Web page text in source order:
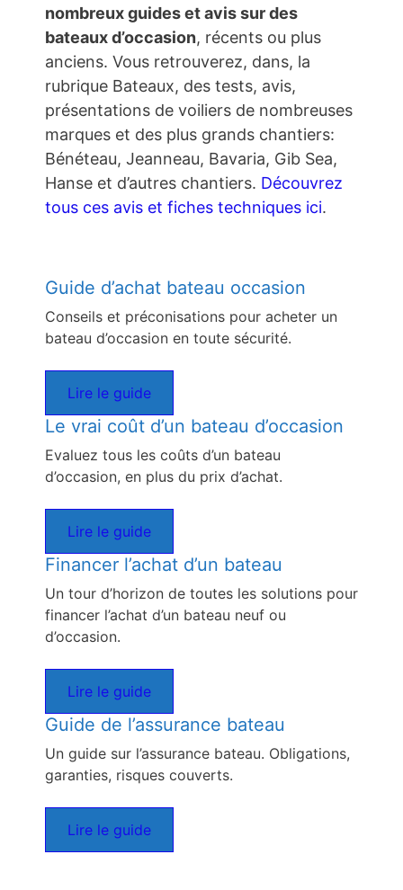
nombreux guides et avis sur des
bateaux d’occasion, récents ou plus
anciens. Vous retrouverez, dans, la
rubrique Bateaux, des tests, avis,
présentations de voiliers de nombreuses
marques et des plus grands chantiers:
Bénéteau, Jeanneau, Bavaria, Gib Sea,
Hanse et d’autres chantiers. Découvrez
tous ces avis et fiches techniques ici.
Guide d’achat bateau occasion
Conseils et préconisations pour acheter un
bateau d’occasion en toute sécurité.
Lire le guide
Le vrai coût d’un bateau d’occasion
Evaluez tous les coûts d’un bateau
d’occasion, en plus du prix d’achat.
Lire le guide
Financer l’achat d’un bateau
Un tour d’horizon de toutes les solutions pour
financer l’achat d’un bateau neuf ou
d’occasion.
Lire le guide
Guide de l’assurance bateau
Un guide sur l’assurance bateau. Obligations,
garanties, risques couverts.
Lire le guide